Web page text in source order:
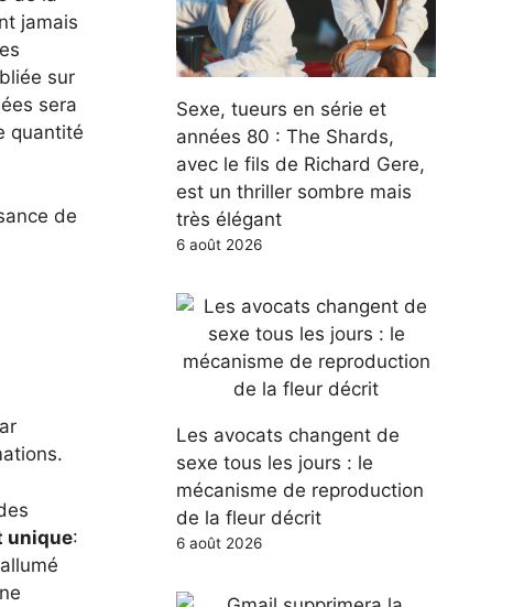
jamais
sur
sera
quantité
de
unique:
allumé
Sexe, tueurs en série et
années 80 : The Shards,
avec le fils de Richard Gere,
est un thriller sombre mais
très élégant
6 août 2026
Les avocats changent de
sexe tous les jours : le
mécanisme de reproduction
de la fleur décrit
6 août 2026